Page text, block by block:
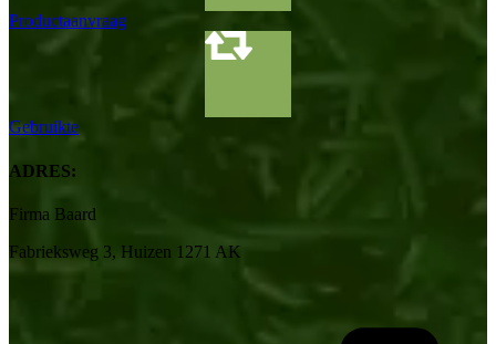
Productaanvraag
Gebruikte
ADRES:
Firma Baard
Fabrieksweg 3, Huizen 1271 AK